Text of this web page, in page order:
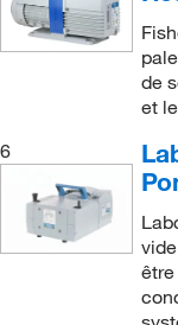
35 L/min.
(6)
(2)
(7)
(2)
4.1 cfm
4.2 CFM
(1)
4.3/4.8 CFM(2)
(1)
25 μmHg
(1)
3 Torr (4 mbar)
4 x10-4 mbar /
4.5 torr
5 Torr (sans
de
et
6